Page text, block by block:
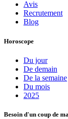
Avis
Recrutement
Blog
Horoscope
Du jour
De demain
De la semaine
Du mois
2025
Besoin d'un coup de